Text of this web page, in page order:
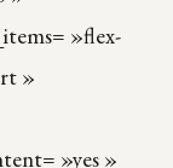
»flex-
»
»yes »